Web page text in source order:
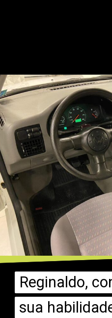
Opening
Reginaldo,
sua
Reginaldo,
sua